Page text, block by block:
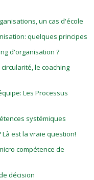
un cas d'école
quelques principes
d'organisation ?
le coaching
Les Processus
systémiques
est la vraie question!
compétence de
décision